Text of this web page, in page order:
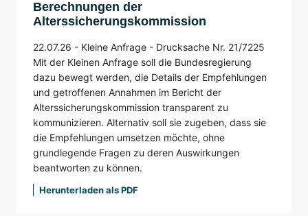
Berechnungen der
Alterssicherungskommission
22.07.26 - Kleine Anfrage - Drucksache Nr. 21/7225
Mit der Kleinen Anfrage soll die Bundesregierung
dazu bewegt werden, die Details der Empfehlungen
und getroffenen Annahmen im Bericht der
Alterssicherungskommission transparent zu
kommunizieren. Alternativ soll sie zugeben, dass sie
die Empfehlungen umsetzen möchte, ohne
grundlegende Fragen zu deren Auswirkungen
beantworten zu können.
Herunterladen als PDF